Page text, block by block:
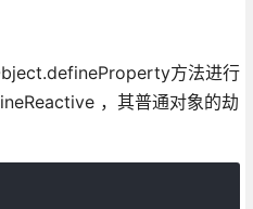
方法进行
，其普通对象的劫